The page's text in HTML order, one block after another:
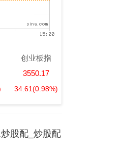
创业板指
3550.17
34.61(0.98%)
股配_炒股配